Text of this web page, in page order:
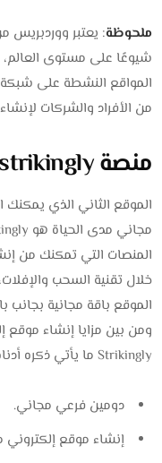
ملحوظة
المواقع النشطة على شبكة
من الأفراد والشركات
منصة strikingly
الموقع الثاني الذي يمكنك
المنصات التي تمكنك من
خلال تقنية السحب
الموقع باقة مجانية بجانب
ومن بين مزايا إنشاء موقع
Strikingly ما يأتي ذكره أدناه:
دومين فرعي مجاني.
إنشاء موقع